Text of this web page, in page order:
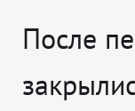
После